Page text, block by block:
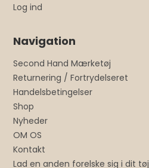
Log ind
Navigation
Second Hand Mærketøj
Returnering / Fortrydelseret
Handelsbetingelser
Shop
Nyheder
OM OS
Kontakt
Lad en anden forelske sig i dit tøj